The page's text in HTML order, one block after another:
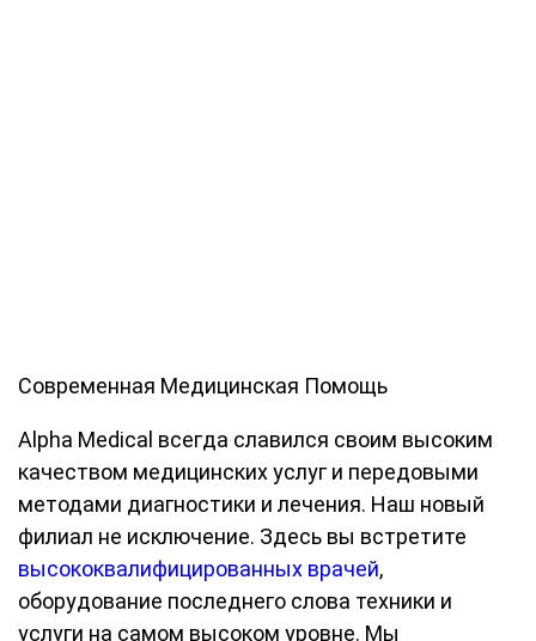
Современная Медицинская Помощь
Alpha Medical всегда славился своим высоким
качеством медицинских услуг и передовыми
методами диагностики и лечения. Наш новый
филиал не исключение. Здесь вы встретите
высококвалифицированных врачей,
оборудование последнего слова техники и
услуги на самом высоком уровне. Мы